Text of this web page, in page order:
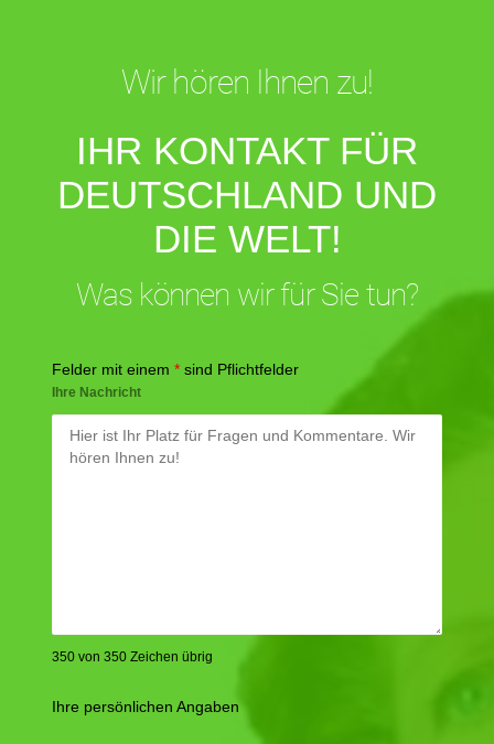
Wir hören Ihnen zu!
IHR KONTAKT FÜR
DEUTSCHLAND UND
DIE WELT!
Was können wir für Sie tun?
Felder mit einem * sind Pflichtfelder
Ihre Nachricht
350 von 350 Zeichen übrig
Ihre persönlichen Angaben